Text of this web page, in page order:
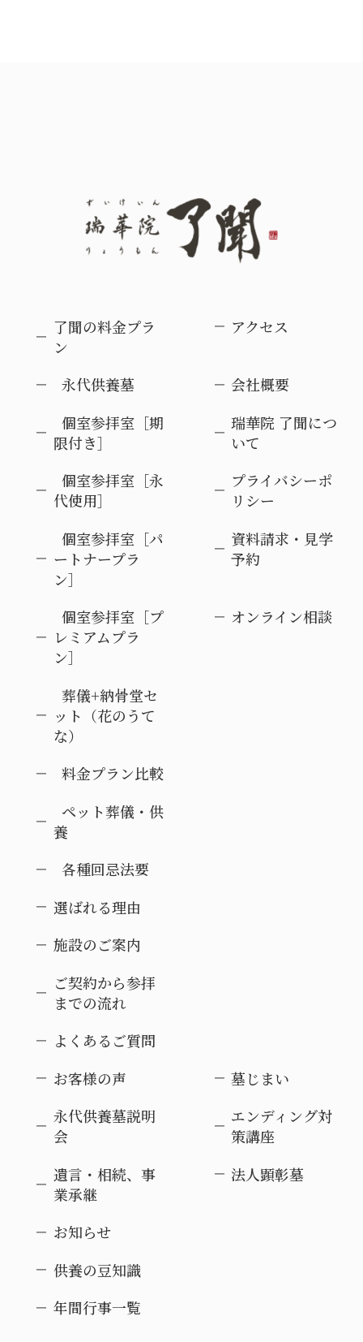
了聞の料金プラ
ン
永代供養墓
個室参拝室［期
限付き］
個室参拝室［永
代使用］
個室参拝室［パ
ートナープラ
ン］
個室参拝室［プ
レミアムプラ
ン］
葬儀+納骨堂セ
ット（花のうて
な）
料金プラン比較
ペット葬儀・供
養
各種回忌法要
選ばれる理由
施設のご案内
ご契約から参拝
までの流れ
よくあるご質問
お客様の声
墓じまい
永代供養墓説明
会
エンディング対
策講座
遺言・相続、事
業承継
法人顕彰墓
お知らせ
供養の豆知識
年間行事一覧
アクセス
会社概要
瑞華院 了聞につ
いて
プライバシーポ
リシー
資料請求・見学
予約
オンライン相談